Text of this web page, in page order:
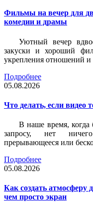
Фильмы на вечер для
комедии и драмы
Уютный вечер
закуски и хороший
укрепления отношений и
Подробнее
05.08.2026
Что делать, если видео
В наше время, когда
запросу, нет
прерывающееся или
Подробнее
05.08.2026
Как создать атмосферу
чем просто экран